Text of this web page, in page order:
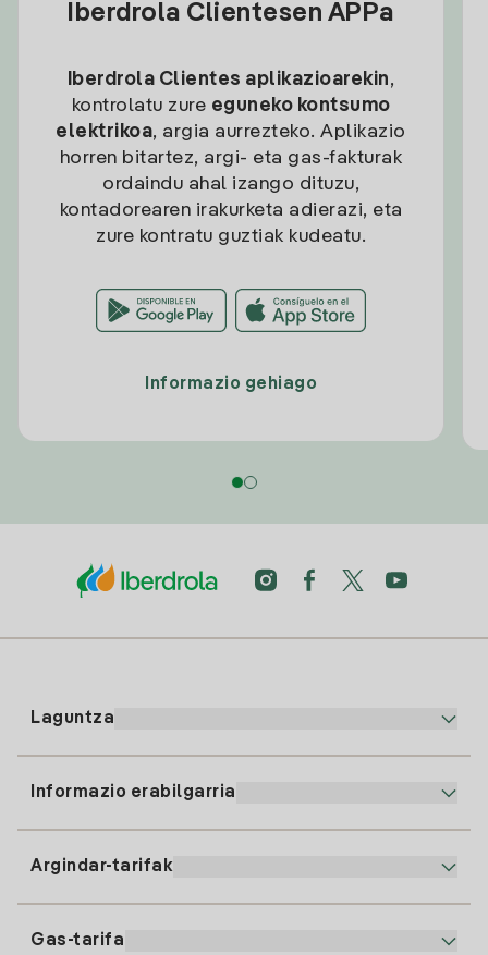
Iberdrola Clientesen APPa
Iberdrola Clientes aplikazioarekin,
kontrolatu zure eguneko kontsumo
elektrikoa, argia aurrezteko. Aplikazio
horren bitartez, argi- eta gas-fakturak
ordaindu ahal izango dituzu,
kontadorearen irakurketa adierazi, eta
zure kontratu guztiak kudeatu.
Informazio gehiago
Laguntza
91 919 52 73
Informazio erabilgarria
Argindar-tarifak
Gas-tarifa